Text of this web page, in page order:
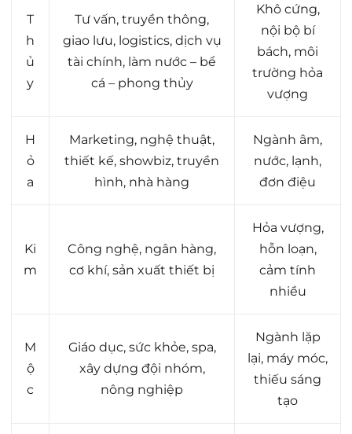
T
h
ủ
y
Tư vấn, truyền thông,
giao lưu, logistics, dịch vụ
tài chính, làm nước – bể
cá – phong thủy
Khô cứng,
nội bộ bí
bách, môi
trường hỏa
vượng
H
ỏ
a
Marketing, nghệ thuật,
thiết kế, showbiz, truyền
hình, nhà hàng
Ngành âm,
nước, lạnh,
đơn điệu
Ki
m
Công nghệ, ngân hàng,
cơ khí, sản xuất thiết bị
Hỏa vượng,
hỗn loạn,
cảm tính
nhiều
M
ộ
c
Giáo dục, sức khỏe, spa,
xây dựng đội nhóm,
nông nghiệp
Ngành lặp
lại, máy móc,
thiếu sáng
tạo